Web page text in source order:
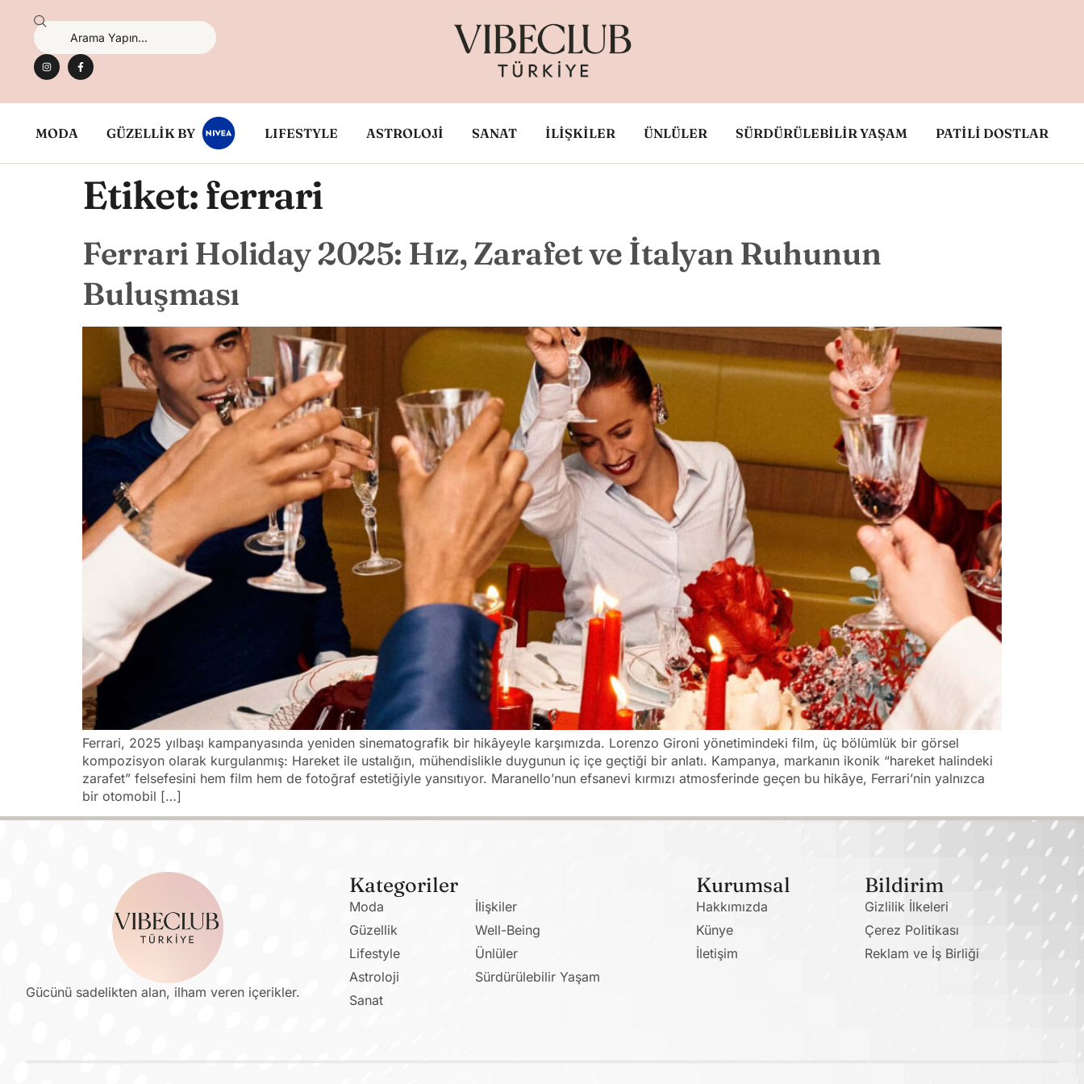
MODA GÜZELLİK BY LIFESTYLE ASTROLOJİ SANAT İLİŞKİLER ÜNLÜLER SÜRDÜRÜLEBİLİR YAŞAM PATİLİ DOSTLAR
Etiket:ferrari
Ferrari Holiday 2025: Hız, Zarafet ve İtalyan Ruhunun
Buluşması
Ferrari, 2025 yılbaşı kampanyasında yeniden sinematografik bir hikâyeyle karşımızda. Lorenzo Gironi yönetimindeki film, üç bölümlük bir görsel
kompozisyon olarak kurgulanmış: Hareket ile ustalığın, mühendislikle duygunun iç içe geçtiği bir anlatı. Kampanya, markanın ikonik “hareket halindeki
zarafet” felsefesini hem film hem de fotoğraf estetiğiyle yansıtıyor. Maranello’nun efsanevi kırmızı atmosferinde geçen bu hikâye, Ferrari’nin yalnızca
bir otomobil […]
Gücünü sadelikten alan, ilham veren içerikler.
Kategoriler
Moda
Güzellik
Lifestyle
Astroloji
Sanat
İlişkiler
Well-Being
Ünlüler
Sürdürülebilir Yaşam
Kurumsal
Hakkımızda
Künye
İletişim
Bildirim
Gizlilik İlkeleri
Çerez Politikası
Reklam ve İş Birliği